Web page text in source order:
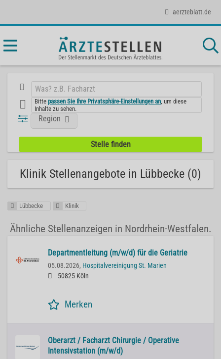
aerzteblatt.de
Bittepassen Sie Ihre Privatsphäre-Einstellungen an , um diese
Inhalte zu sehen.
Region
Klinik Stellenangebote in Lübbecke (0)
Lübbecke Klinik
Ähnliche Stellenanzeigen in Nordrhein-Westfalen.
Departmentleitung (m/w/d) für die Geriatrie
05.08.2026, Hospitalvereinigung St. Marien
50825 Köln
Merken
Oberarzt / Facharzt Chirurgie / Operative
Intensivstation (m/w/d)